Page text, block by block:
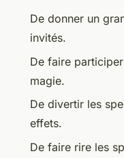
De donner un
invités.
De faire
magie.
De divertir les
effets.
De faire rire les